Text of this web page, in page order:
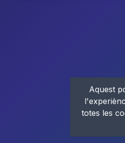
Aquest
totes les